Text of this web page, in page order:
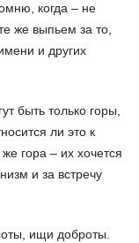
когда – не
же выпьем за то,
и других
быть только горы,
ли это к
гора – их хочется
и за встречу
ищи доброты.